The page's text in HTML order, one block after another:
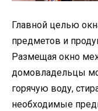
Главной целью
предметов и
Размещая окно
домовладельцы
горячую воду,
необходимые